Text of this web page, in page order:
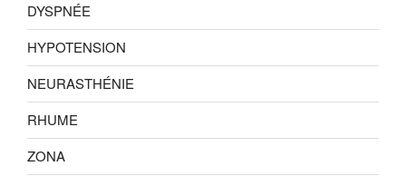
DYSPNÉE
HYPOTENSION
NEURASTHÉNIE
RHUME
ZONA